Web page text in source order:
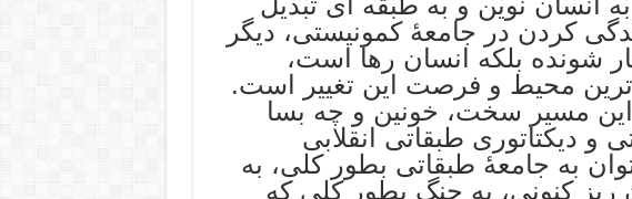
کردن در جامعۀ کمونیستی، دیگر
شونده بلکه انسان رها است،
ترین محیط و فرصت این تغییر است.
این مسیر سخت، خونین و چه بسا
و دیکتاتوری طبقاتی انقلابی
به جامعۀ طبقاتی بطور کلی، به
کنونی، به جنگ بطور کلی که